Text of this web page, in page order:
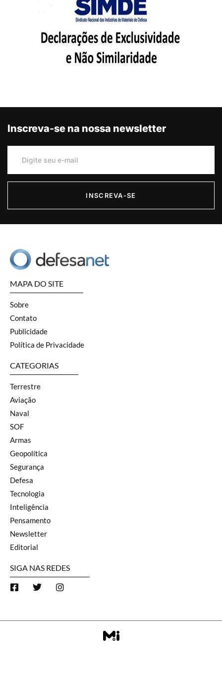
Inscreva-se na nossa newsletter
INSCREVA-SE
MAPA DO SITE
Sobre
Contato
Publicidade
Política de Privacidade
CATEGORIAS
Terrestre
Aviação
Naval
SOF
Armas
Geopolítica
Segurança
Defesa
Tecnologia
Inteligência
Pensamento
Newsletter
Editorial
SIGA NAS REDES